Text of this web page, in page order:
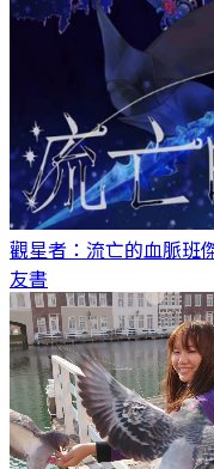
觀星者：流亡的血脈班
友書